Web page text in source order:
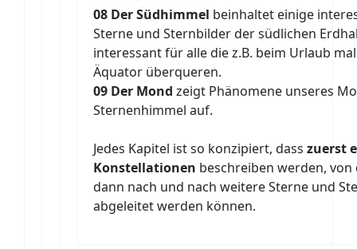
08 Der Südhimmel beinhaltet einige
Sterne und Sternbilder der südlichen
interessant für alle die z.B. beim Urlaub
Äquator überqueren.
09 Der Mond zeigt Phänomene unseres
Sternenhimmel auf.
Jedes Kapitel ist so konzipiert, dass zuerst
Konstellationen beschreiben werden, von
dann nach und nach weitere Sterne und
abgeleitet werden können.